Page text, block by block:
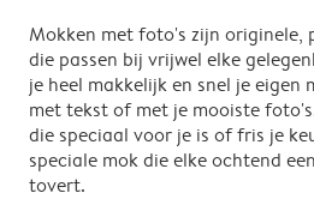
Mokken met foto's zijn originele,
die passen bij vrijwel elke
je heel makkelijk en snel je eigen
met tekst of met je mooiste
die speciaal voor je is of fris je
speciale mok die elke ochtend
tovert.